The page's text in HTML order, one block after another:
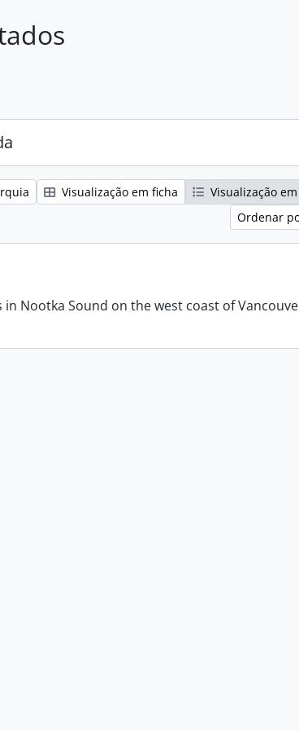
Visualização em ficha
Visualização
Ordenar
Nootka Sound on the west coast of